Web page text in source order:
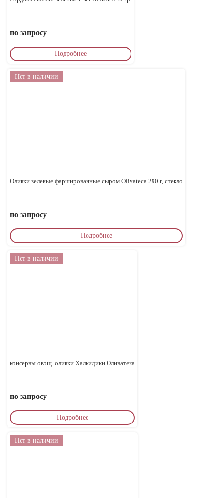
по запросу
Подробнее
Нет в наличии
Оливки зеленые фаршированные сыром Olivateca 290 г, стекло
по запросу
Подробнее
Нет в наличии
консервы овощ. оливки Халкидики Оливатека
по запросу
Подробнее
Нет в наличии